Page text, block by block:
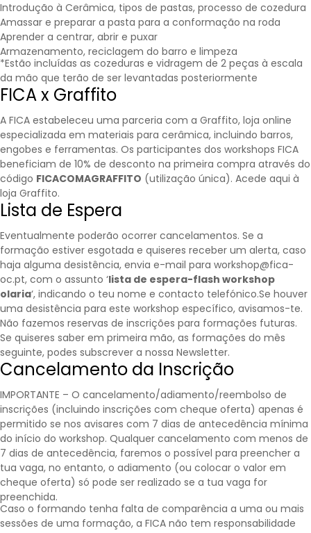
Introdução à Cerâmica, tipos de pastas, processo de cozedura
Amassar e preparar a pasta para a conformação na roda
Aprender a centrar, abrir e puxar
Armazenamento, reciclagem do barro e limpeza
*Estão incluídas as cozeduras e vidragem de 2 peças à escala
da mão que terão de ser levantadas posteriormente
FICA x Graffito
A FICA estabeleceu uma parceria com a Graffito, loja online
especializada em materiais para cerâmica, incluindo barros,
engobes e ferramentas. Os participantes dos workshops FICA
beneficiam de 10% de desconto na primeira compra através do
código FICACOMAGRAFFITO (utilização única). Acede aqui à
loja Graffito.
Lista de Espera
Eventualmente poderão ocorrer cancelamentos. Se a
formação estiver esgotada e quiseres receber um alerta, caso
haja alguma desistência, envia e-mail para workshop@fica-
oc.pt, com o assunto ‘lista de espera-flash workshop
olaria‘, indicando o teu nome e contacto telefónico.Se houver
uma desistência para este workshop específico, avisamos-te.
Não fazemos reservas de inscrições para formações futuras.
Se quiseres saber em primeira mão, as formações do mês
seguinte, podes subscrever a nossa Newsletter.
Cancelamento da Inscrição
IMPORTANTE – O cancelamento/adiamento/reembolso de
inscrições (incluindo inscrições com cheque oferta) apenas é
permitido se nos avisares com 7 dias de antecedência mínima
do início do workshop. Qualquer cancelamento com menos de
7 dias de antecedência, faremos o possível para preencher a
tua vaga, no entanto, o adiamento (ou colocar o valor em
cheque oferta) só pode ser realizado se a tua vaga for
preenchida.
Caso o formando tenha falta de comparência a uma ou mais
sessões de uma formação, a FICA não tem responsabilidade